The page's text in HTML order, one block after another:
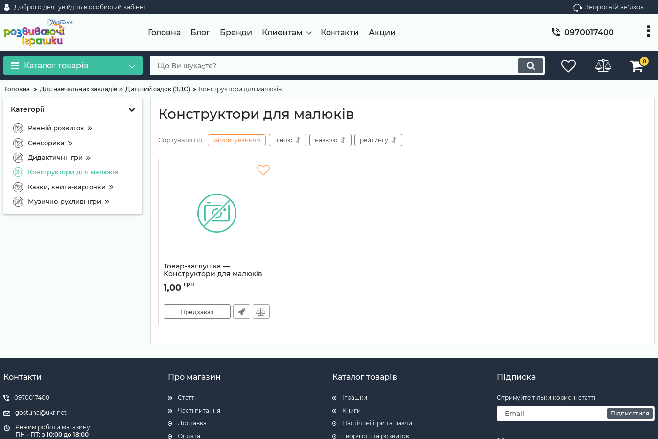
Доброго дня, увійдіть в особистий кабінет Зворотній зв'язок
Головна Блог Бренди Клиентам Контакти Акции 0970017400
Каталог товарів 0
Головна Для навчальних закладів Дитячий садок (ЗДО) Конструктори для малюків
Категорії
Ранній розвиток
Сенсорика
Дидактичні ігри
Конструктори для малюків
Казки, книги-картонки
Музично-рухливі ігри
Конструктори для малюків
Сортувати по: замовчуванням ціною назвою рейтингу
Товар-заглушка —
Конструктори для малюків
Артикул: TEMP-0101
1,00 грн
Предзаказ
Контакти
0970017400
gostuna@ukr.net
Режим роботи магазину:
ПН - ПТ: з 10:00 до 18:00
Про магазин
Статті
Часті питання
Доставка
Оплата
Каталог товарів
Іграшки
Книги
Настільні ігри та пазли
Творчість та розвиток
Підписка
Отримуйте тільки корисні статті!
Підписатися